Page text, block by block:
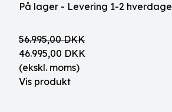
På lager - Levering 1-2 hverdage
56.995,00 DKK
46.995,00 DKK
(ekskl. moms)
Vis produkt